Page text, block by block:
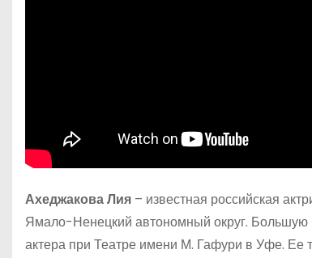
Ахеджакова Лия – известная российская
Ямало-Ненецкий автономный округ. Большую
актера при Театре имени М. Гафури в Уфе. Ее